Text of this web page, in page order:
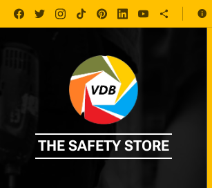
THE SAFETY STORE